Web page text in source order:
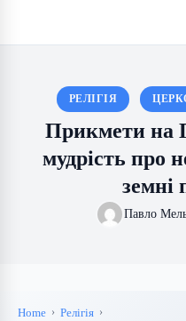
РЕЛІГІЯ
Прикмети на
мудрість про
земні
Павло
Home
Релігія